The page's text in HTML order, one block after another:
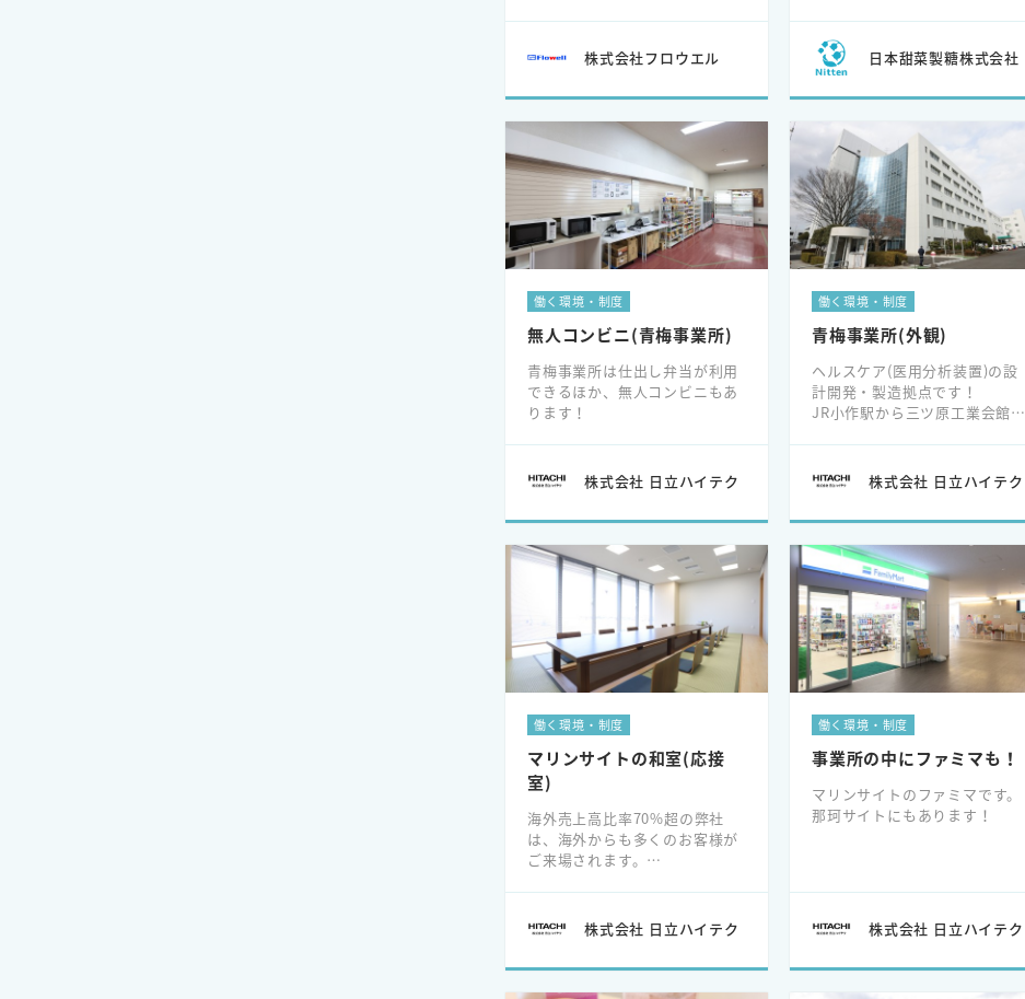
制度（男女）、看護休業制度、
各種自己啓発支援制度、新入社
員研修等
株式会社フロウエル 日本甜菜製糖株式会社
働く環境・制度
無人コンビニ(青梅事業所)
青梅事業所は仕出し弁当が利用
できるほか、無人コンビニもあ
ります！
株式会社 日立ハイテク
働く環境・制度
青梅事業所(外観)
ヘルスケア(医用分析装置)の設
計開発・製造拠点です！
JR小作駅から三ツ原工業会館バ
株式会社 日立ハイテク
働く環境・制度
マリンサイトの和室(応接
室)
海外売上高比率70%超の弊社
は、海外からも多くのお客様が
ご来場されます。
株式会社 日立ハイテク
働く環境・制度
事業所の中にファミマも！
マリンサイトのファミマです。
那珂サイトにもあります！
株式会社 日立ハイテク